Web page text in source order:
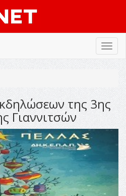
της 3ης
Γιαννιτσών